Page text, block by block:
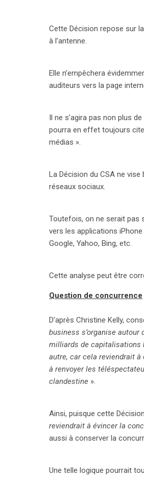
Cette Décision repose sur
à l’antenne.
Elle n’empêchera
auditeurs vers la page
Il ne s’agira pas non plus
pourra en effet toujours
médias ».
La Décision du CSA ne
réseaux sociaux.
Toutefois, on ne serait pas
vers les applications
Google, Yahoo, Bing, etc.
Cette analyse peut être
Question de concurrence
D’après Christine Kelly,
business s’organise
milliards de capitalisations
autre, car cela reviendrait
à renvoyer les
clandestine ».
Ainsi, puisque cette
reviendrait à évincer la
aussi à conserver la
Une telle logique pourrait